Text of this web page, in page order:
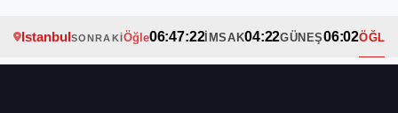
IstanbulSONRAKI Öğle06:47:21İMSAK04:22GÜNEŞ06:02ÖĞLE